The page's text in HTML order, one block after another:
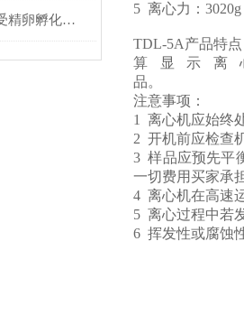
温度、盐度对金头鲷受精卵孵化率影响的研究
5离心力：3020
TDL-5A产品特
算显示离
品。
注意事项：
1 离心机应始终
2 开机前应检查
3样品应预先平
一切费用买家承
4 离心机在高速
5 离心过程中若
6 挥发性或腐蚀